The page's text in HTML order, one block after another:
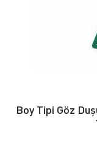
Boy Tipi Göz